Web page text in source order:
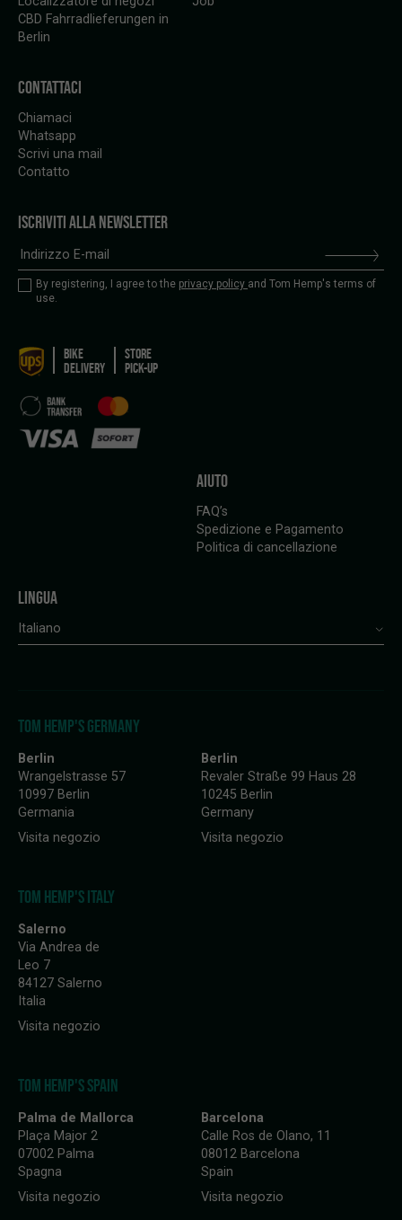
CBD Fahrradlieferungen in
Berlin
CONTATTACI
Chiamaci
Whatsapp
Scrivi una mail
Contatto
ISCRIVITI ALLA NEWSLETTER
By registering, I agree to the privacy policy and Tom Hemp's terms of
use.
BIKE
DELIVERY
STORE
PICK-UP
AIUTO
FAQ’s
Spedizione e Pagamento
Politica di cancellazione
LINGUA
Italiano
TOM HEMP'S GERMANY
Berlin
Wrangelstrasse 57
10997 Berlin
Germania
Visita negozio
Berlin
Revaler Straße 99 Haus 28
10245 Berlin
Germany
Visita negozio
TOM HEMP'S ITALY
Salerno
Via Andrea de
Leo 7
84127 Salerno
Italia
Visita negozio
TOM HEMP'S SPAIN
Palma de Mallorca
Plaça Major 2
07002 Palma
Spagna
Visita negozio
Barcelona
Calle Ros de Olano, 11
08012 Barcelona
Spain
Visita negozio